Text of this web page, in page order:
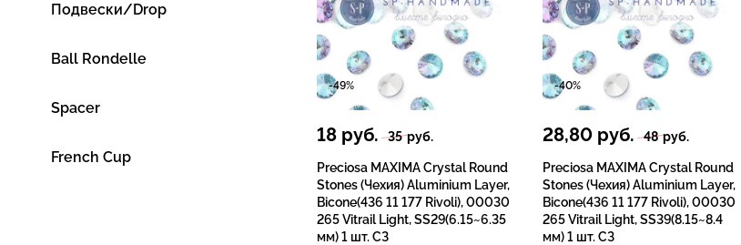
Подвески/Drop
Ball Rondelle
Spacer
French Cup
-49%
18 руб. 35руб.
Preciosa MAXIMA Crystal Round
Stones (Чехия) Aluminium Layer,
Bicone(436 11 177 Rivoli), 00030
265 Vitrail Light, SS29(6.15~6.35
мм) 1 шт. СЗ
-40%
28,80 руб. 48руб.
Preciosa MAXIMA Crystal Round
Stones (Чехия) Aluminium Layer,
Bicone(436 11 177 Rivoli), 00030
265 Vitrail Light, SS39(8.15~8.4
мм) 1 шт. СЗ